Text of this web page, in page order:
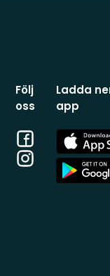
Följ
oss
Facebook
Instagram
Ladda
app
App
Store
App
Store